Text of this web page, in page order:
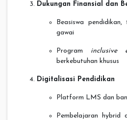
Dukungan Finansial dan
Beasiswa
gawai
Program inclusive
berkebutuhan khusus
Digitalisasi Pendidikan
Platform LMS dan
Pembelajaran hybrid